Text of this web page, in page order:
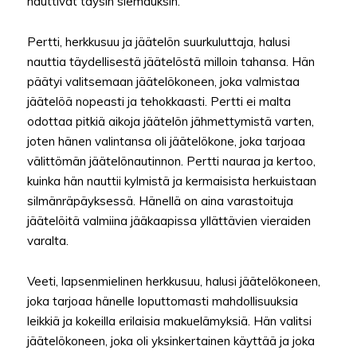
Pertti, herkkusuu ja jäätelön suurkuluttaja, halusi
nauttia täydellisestä jäätelöstä milloin tahansa. Hän
päätyi valitsemaan jäätelökoneen, joka valmistaa
jäätelöä nopeasti ja tehokkaasti. Pertti ei malta
odottaa pitkiä aikoja jäätelön jähmettymistä varten,
joten hänen valintansa oli jäätelökone, joka tarjoaa
välittömän jäätelönautinnon. Pertti nauraa ja kertoo,
kuinka hän nauttii kylmistä ja kermaisista herkuistaan
silmänräpäyksessä. Hänellä on aina varastoituja
jäätelöitä valmiina jääkaapissa yllättävien vieraiden
varalta.
Veeti, lapsenmielinen herkkusuu, halusi jäätelökoneen,
joka tarjoaa hänelle loputtomasti mahdollisuuksia
leikkiä ja kokeilla erilaisia makuelämyksiä. Hän valitsi
jäätelökoneen, joka oli yksinkertainen käyttää ja joka